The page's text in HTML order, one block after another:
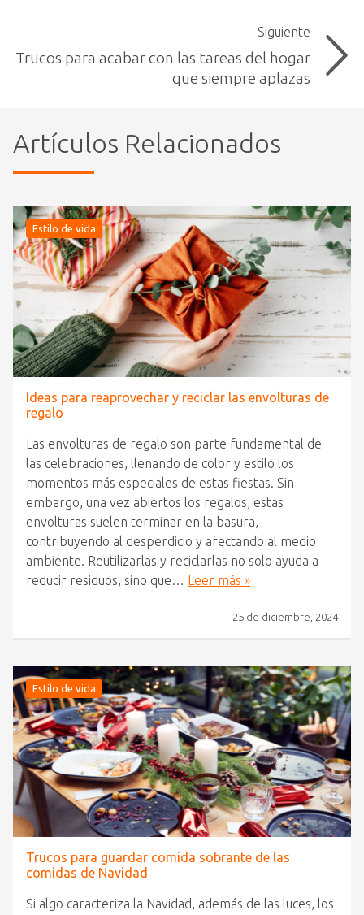
Siguiente
Trucos para acabar con las tareas del hogar
que siempre aplazas
Artículos Relacionados
Estilo de vida
Ideas para reaprovechar y reciclar las envolturas de
regalo
Las envolturas de regalo son parte fundamental de
las celebraciones, llenando de color y estilo los
momentos más especiales de estas fiestas. Sin
embargo, una vez abiertos los regalos, estas
envolturas suelen terminar en la basura,
contribuyendo al desperdicio y afectando al medio
ambiente. Reutilizarlas y reciclarlas no solo ayuda a
reducir residuos, sino que…
Leer más »
25 de diciembre, 2024
Estilo de vida
Trucos para guardar comida sobrante de las
comidas de Navidad
Si algo caracteriza la Navidad, además de las luces, los